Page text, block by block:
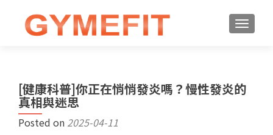
[健康科普]你正在悄悄發炎嗎？慢性發炎的
真相與迷思
Posted on 2025-04-11